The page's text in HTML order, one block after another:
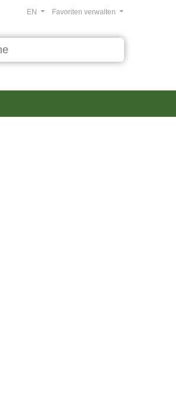
Favoriten verwalten
EN